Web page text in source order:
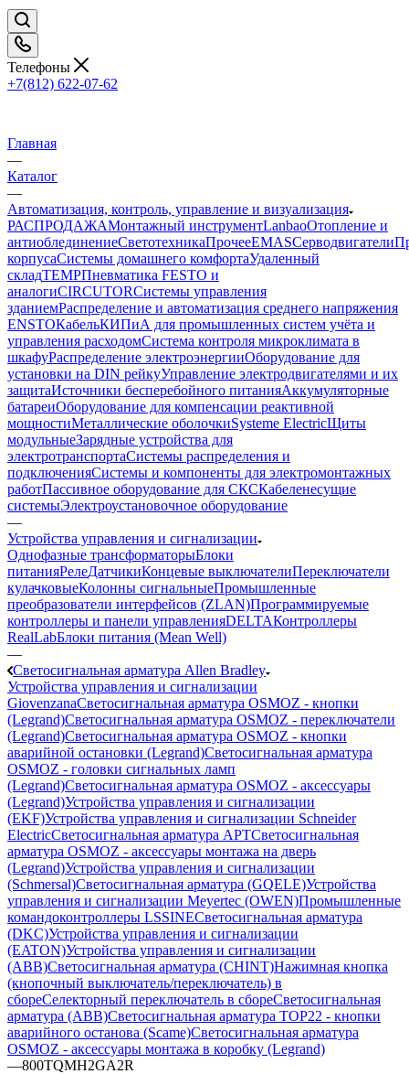
Телефоны
+7(812) 622-07-62
Главная
—
Каталог
—
Автоматизация, контроль, управление и визуализация
РАСПРОДАЖАМонтажный инструментLanbaoОтопление и
антиоблединениеСветотехникаПрочееEMASCерводвигатели
корпусаСистемы домашнего комфортаУдаленный
складTEMPПневматика FESTO и
аналогиCIRCUTORСистемы управления
зданиемРаспределение и автоматизация среднего напряжения
ENSTOКабельКИПиА для промышленных систем учёта и
управления расходомСистема контроля микроклимата в
шкафуРаспределение электроэнергииОборудование для
установки на DIN рейкуУправление электродвигателями и их
защитаИсточники бесперебойного питанияАккумуляторные
батареиОборудование для компенсации реактивной
мощностиМеталлические оболочкиSysteme ElectricЩиты
модульныеЗарядные устройства для
электротранспортаСистемы распределения и
подключенияСистемы и компоненты для электромонтажных
работПассивное оборудование для СКСКабеленесущие
системыЭлектроустановочное оборудование
—
Устройства управления и сигнализации
Однофазные трансформаторыБлоки
питанияРелеДатчикиКонцевые выключателиПереключатели
кулачковыеКолонны сигнальныеПромышленные
преобразователи интерфейсов (ZLAN)Программируемые
контроллеры и панели управленияDELTAКонтроллеры
RealLabБлоки питания (Mean Well)
—
Светосигнальная арматура Allen Bradley
Устройства управления и сигнализации
GiovenzanaСветосигнальная арматура OSMOZ - кнопки
(Legrand)Светосигнальная арматура OSMOZ - переключатели
(Legrand)Светосигнальная арматура OSMOZ - кнопки
аварийной остановки (Legrand)Светосигнальная арматура
OSMOZ - головки сигнальных ламп
(Legrand)Светосигнальная арматура OSMOZ - аксессуары
(Legrand)Устройства управления и сигнализации
(EKF)Устройства управления и сигнализации Schneider
ElectricСветосигнальная арматура APTСветосигнальная
арматура OSMOZ - аксессуары монтажа на дверь
(Legrand)Устройства управления и сигнализации
(Schmersal)Светосигнальная арматура (GQELE)Устройства
управления и сигнализации Meyertec (OWEN)Промышленные
командоконтроллеры LSSINEСветосигнальная арматура
(DKC)Устройства управления и сигнализации
(EATON)Устройства управления и сигнализации
(ABB)Светосигнальная арматура (CHINT)Нажимная кнопка
(кнопочный выключатель/переключатель) в
сбореСелекторный переключатель в сбореСветосигнальная
арматура (ABB)Светосигнальная арматура TOP22 - кнопки
аварийного останова (Scame)Светосигнальная арматура
OSMOZ - аксессуары монтажа в коробку (Legrand)
—800TQMH2GA2R